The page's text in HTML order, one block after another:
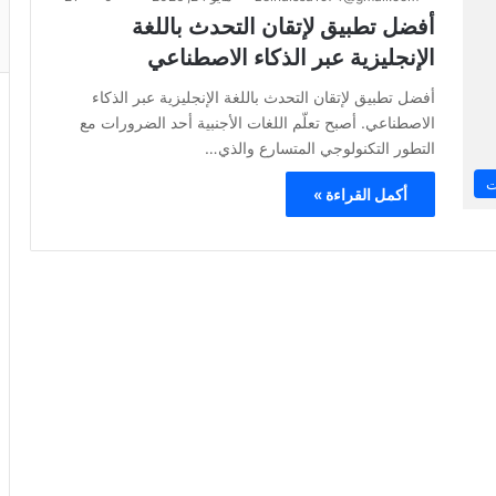
أفضل تطبيق لإتقان التحدث باللغة
الإنجليزية عبر الذكاء الاصطناعي
أفضل تطبيق لإتقان التحدث باللغة الإنجليزية عبر الذكاء
الاصطناعي. أصبح تعلّم اللغات الأجنبية أحد الضرورات مع
التطور التكنولوجي المتسارع والذي…
أكمل القراءة »